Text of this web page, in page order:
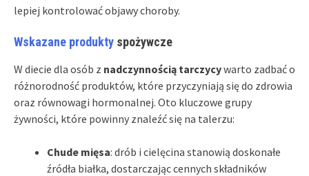
lepiej kontrolować objawy choroby.
Wskazane produkty spożywcze
W diecie dla osób z nadczynnością tarczycywarto zadbać o
różnorodność produktów, które przyczyniają się do zdrowia
oraz równowagi hormonalnej. Oto kluczowe grupy
żywności, które powinny znaleźć się na talerzu:
Chude mięsa: drób i cielęcina stanowią doskonałe
źródła białka, dostarczając cennych składników